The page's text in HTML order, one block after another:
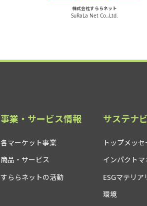
株式会社すららネット
SuRaLa Net Co.,Ltd.
事業・サービス情報
各マーケット事業
商品・サービス
すららネットの活動
サステナ
トップメッセ
インパクトマ
ESGマテリア
環境